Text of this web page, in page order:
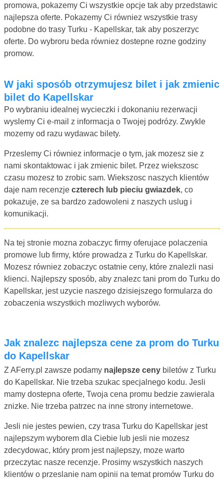
promowa, pokazemy Ci wszystkie opcje tak aby przedstawic
najlepsza oferte. Pokazemy Ci równiez wszystkie trasy
podobne do trasy Turku - Kapellskar, tak aby poszerzyc
oferte. Do wybroru beda równiez dostepne rozne godziny
promow.
W jaki sposób otrzymujesz bilet i jak zmienic
bilet do Kapellskar
Po wybraniu idealnej wycieczki i dokonaniu rezerwacji
wyslemy Ci e-mail z informacja o Twojej podrózy. Zwykle
mozemy od razu wydawac bilety.
Przeslemy Ci równiez informacje o tym, jak mozesz sie z
nami skontaktowac i jak zmienic bilet. Przez wiekszosc
czasu mozesz to zrobic sam. Wiekszosc naszych klientów
daje nam recenzje czterech lub pieciu gwiazdek, co
pokazuje, ze sa bardzo zadowoleni z naszych uslug i
komunikacji.
Na tej stronie mozna zobaczyc firmy oferujace polaczenia
promowe lub firmy, które prowadza z Turku do Kapellskar.
Mozesz równiez zobaczyc ostatnie ceny, które znalezli nasi
klienci. Najlepszy sposób, aby znalezc tani prom do Turku do
Kapellskar, jest uzycie naszego dzisiejszego formularza do
zobaczenia wszystkich mozliwych wyborów.
Jak znalezc najlepsza cene za prom do Turku
do Kapellskar
Z AFerry.pl zawsze podamy najlepsze ceny biletów z Turku
do Kapellskar. Nie trzeba szukac specjalnego kodu. Jesli
mamy dostepna oferte, Twoja cena promu bedzie zawierala
znizke. Nie trzeba patrzec na inne strony internetowe.
Jesli nie jestes pewien, czy trasa Turku do Kapellskar jest
najlepszym wyborem dla Ciebie lub jesli nie mozesz
zdecydowac, który prom jest najlepszy, moze warto
przeczytac nasze recenzje. Prosimy wszystkich naszych
klientów o przeslanie nam opinii na temat promów Turku do